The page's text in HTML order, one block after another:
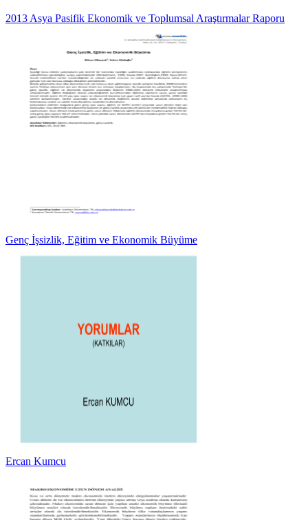
2013 Asya Pasifik Ekonomik ve Toplumsal Araştırmalar Raporu
Genç İşsizlik, Eğitim ve Ekonomik Büyüme
Ercan Kumcu